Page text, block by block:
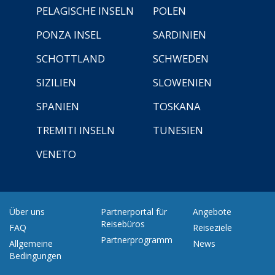
PELAGISCHE INSELN
POLEN
PONZA INSEL
SARDINIEN
SCHOTTLAND
SCHWEDEN
SIZILIEN
SLOWENIEN
SPANIEN
TOSKANA
TREMITI INSELN
TUNESIEN
VENETO
Über uns
FAQ
Allgemeine
Bedingungen
Partnerportal für
Reisebüros
Partnerprogramm
Angebote
Reiseziele
News